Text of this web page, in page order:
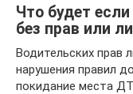
Что будет
без прав или
Водительских прав
нарушения правил
покидание места